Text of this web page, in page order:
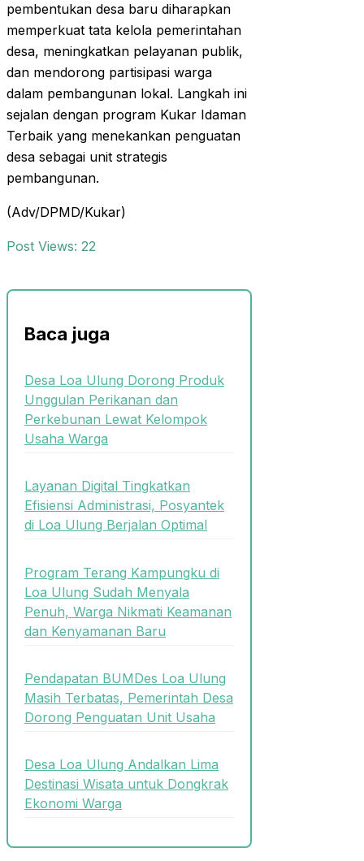
pembentukan desa baru diharapkan
memperkuat tata kelola pemerintahan
desa, meningkatkan pelayanan publik,
dan mendorong partisipasi warga
dalam pembangunan lokal. Langkah ini
sejalan dengan program Kukar Idaman
Terbaik yang menekankan penguatan
desa sebagai unit strategis
pembangunan.
(Adv/DPMD/Kukar)
Post Views: 22
Baca juga
Desa Loa Ulung Dorong Produk
Unggulan Perikanan dan
Perkebunan Lewat Kelompok
Usaha Warga
Layanan Digital Tingkatkan
Efisiensi Administrasi, Posyantek
di Loa Ulung Berjalan Optimal
Program Terang Kampungku di
Loa Ulung Sudah Menyala
Penuh, Warga Nikmati Keamanan
dan Kenyamanan Baru
Pendapatan BUMDes Loa Ulung
Masih Terbatas, Pemerintah Desa
Dorong Penguatan Unit Usaha
Desa Loa Ulung Andalkan Lima
Destinasi Wisata untuk Dongkrak
Ekonomi Warga